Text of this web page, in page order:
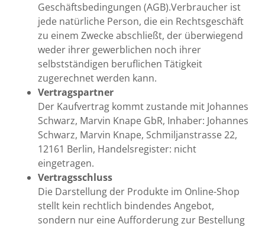
Geschäftsbedingungen (AGB).Verbraucher ist
jede natürliche Person, die ein Rechtsgeschäft
zu einem Zwecke abschließt, der überwiegend
weder ihrer gewerblichen noch ihrer
selbstständigen beruflichen Tätigkeit
zugerechnet werden kann.
Vertragspartner
Der Kaufvertrag kommt zustande mit Johannes
Schwarz, Marvin Knape GbR, Inhaber: Johannes
Schwarz, Marvin Knape, Schmiljanstrasse 22,
12161 Berlin, Handelsregister: nicht
eingetragen.
Vertragsschluss
Die Darstellung der Produkte im Online-Shop
stellt kein rechtlich bindendes Angebot,
sondern nur eine Aufforderung zur Bestellung